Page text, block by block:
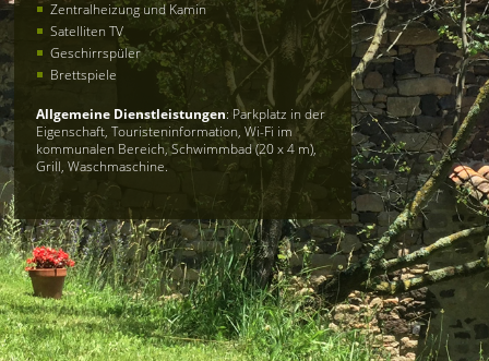
Zentralheizung und Kamin
Satelliten TV
Geschirrspüler
Brettspiele
Allgemeine Dienstleistungen: Parkplatz in der
Eigenschaft, Touristeninformation, Wi-Fi im
kommunalen Bereich, Schwimmbad (20 x 4 m),
Grill, Waschmaschine.